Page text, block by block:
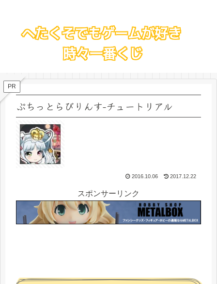
PR
ぷちっとらびりんす-チュートリアル
2016.10.06 2017.12.22
スポンサーリンク